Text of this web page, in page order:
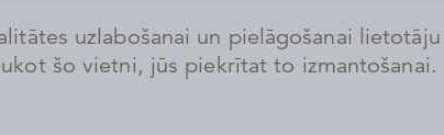
uzlabošanai un pielāgošanai
šo vietni, jūs piekrītat to izmantošanai.